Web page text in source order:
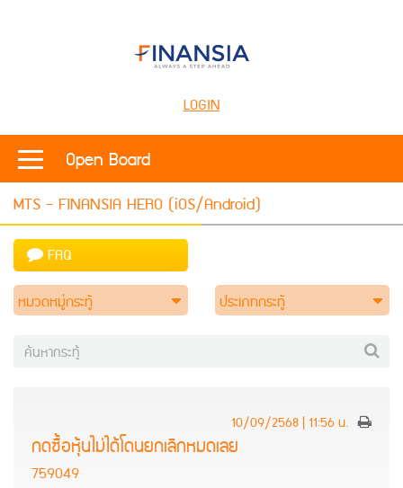
LOGIN
Open Board
MTS - FINANSIA HERO (iOS/Android)
FAQ
หมวดหมู่กระทู้
ประเภทกระทู้
10/09/2568 | 11:56 น.
กดซื้อหุ้นไม่ได้โดนยกเลิกหมดเลย
759049